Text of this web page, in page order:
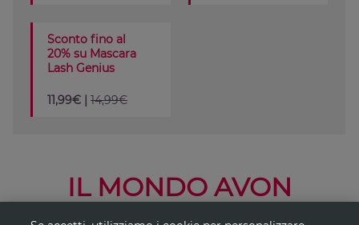
Sconto fino al
20% su Mascara
Lash Genius
11,99€ |14,99€
IL MONDO AVON